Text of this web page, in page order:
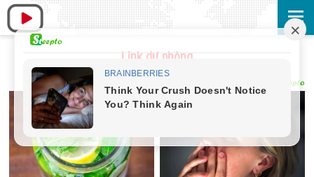
Link dự phòng